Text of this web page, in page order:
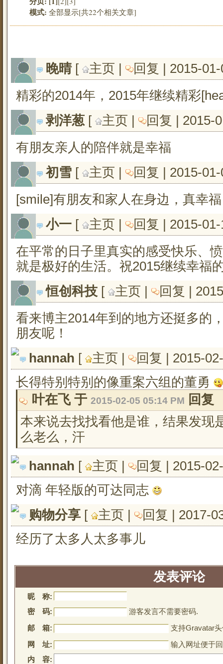
模式: 全部显示[共22个相关文章]
晚晴[ 主页 | 回复 | 2015-
精彩的2014年，2015年继续精彩
剥洋葱[ 主页 | 回复 | 2015-
有朋友亲人的陪伴就是幸福
初雪 [ 主页 | 回复 | 2015-
[smile]有朋友和家人在身边，真幸
小一 [ 主页 | 回复 | 2015-
在平常的日子里真实的感受快乐、
就是极好的生活。祝2015继续幸福
恒创科技 [ 主页 | 回复 |
看来博主2014年到的地方还挺多的
朋友呢！
hannah [ 主页 | 回复 | 2015-
长得特别特别的像重案六组的董勇
叶在飞 于 2015-02-05 05:14 PM
回复
本来说去找找看他是谁，结果发现
么老么，汗
hannah [ 主页 | 回复 | 2015-
对滴 年轻版的可达同志
购物分享 [ 主页 | 回复 | 2017-
经历了太多人太多事儿
发表评论
昵 称:
密 码:
游客发言不需要密码.
邮 箱:
支持Gravatar
网 址:
输入网址便于
内 容: